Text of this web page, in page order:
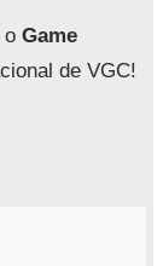
o Game
de VGC!